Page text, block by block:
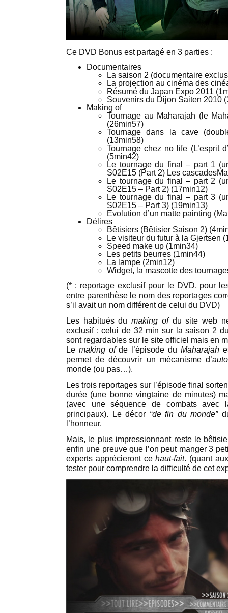
Ce DVD Bonus est partagé en 3 parties :
Documentaires
La saison 2 (documentaire
La projection au cinéma des
Résumé du Japan Expo 2011
Souvenirs du Dijon Saiten 2010
Making of
Tournage au Maharajah (le
(26min57)
Tournage dans la cave
(13min58)
Tournage chez no life (L’esprit
(5min42)
Le tournage du final – part 1
S02E15 (Part 2) Les
Le tournage du final – part 2
S02E15 – Part 2) (17min12)
Le tournage du final – part 3
S02E15 – Part 3) (19min13)
Evolution d’un matte painting
Délires
Bêtisiers (Bêtisier Saison 2)
Le visiteur du futur à la Gjertsen
Speed make up (1min34)
Les petits beurres (1min44)
La lampe (2min12)
Widget, la mascotte des
(* : reportage exclusif pour le DVD, pour
entre parenthèse le nom des reportages
s’il avait un nom différent de celui du DVD)
Les habitués dumaking ofdu site web ne
exclusif : celui de 32 min sur la saison 2
sont regardables sur le site officiel mais en
Le making ofde l’épisode du Maharajah
permet de découvrir un mécanisme d’
monde (ou pas…).
Les trois reportages sur l’épisode final
durée (une bonne vingtaine de minutes)
(avec une séquence de combats avec
principaux). Le décor “de fin du monde”
l’honneur.
Mais, le plus impressionnant reste le
enfin une preuve que l’on peut manger 3
experts apprécieront cehaut-fait. (quant
tester pour comprendre la difficulté de cet